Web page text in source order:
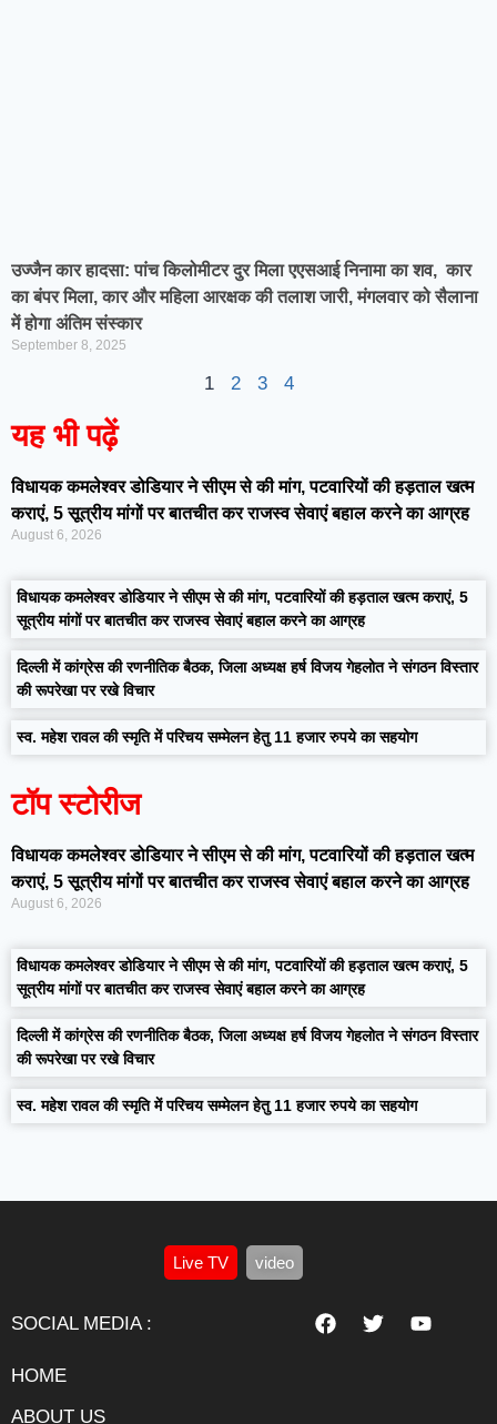
उज्जैन कार हादसा: पांच किलोमीटर दुर मिला एएसआई निनामा का शव, कार
का बंपर मिला, कार और महिला आरक्षक की तलाश जारी, मंगलवार को सैलाना
में होगा अंतिम संस्कार
September 8, 2025
1 2 3 4
यह भी पढ़ें
विधायक कमलेश्वर डोडियार ने सीएम से की मांग, पटवारियों की हड़ताल खत्म
कराएं, 5 सूत्रीय मांगों पर बातचीत कर राजस्व सेवाएं बहाल करने का आग्रह
August 6, 2026
विधायक कमलेश्वर डोडियार ने सीएम से की मांग, पटवारियों की हड़ताल खत्म कराएं, 5
सूत्रीय मांगों पर बातचीत कर राजस्व सेवाएं बहाल करने का आग्रह
दिल्ली में कांग्रेस की रणनीतिक बैठक, जिला अध्यक्ष हर्ष विजय गेहलोत ने संगठन विस्तार
की रूपरेखा पर रखे विचार
स्व. महेश रावल की स्मृति में परिचय सम्मेलन हेतु 11 हजार रुपये का सहयोग
टॉप स्टोरीज
विधायक कमलेश्वर डोडियार ने सीएम से की मांग, पटवारियों की हड़ताल खत्म
कराएं, 5 सूत्रीय मांगों पर बातचीत कर राजस्व सेवाएं बहाल करने का आग्रह
August 6, 2026
विधायक कमलेश्वर डोडियार ने सीएम से की मांग, पटवारियों की हड़ताल खत्म कराएं, 5
सूत्रीय मांगों पर बातचीत कर राजस्व सेवाएं बहाल करने का आग्रह
दिल्ली में कांग्रेस की रणनीतिक बैठक, जिला अध्यक्ष हर्ष विजय गेहलोत ने संगठन विस्तार
की रूपरेखा पर रखे विचार
स्व. महेश रावल की स्मृति में परिचय सम्मेलन हेतु 11 हजार रुपये का सहयोग
Live TV video
SOCIAL MEDIA :
HOME
ABOUT US